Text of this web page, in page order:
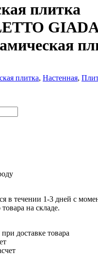
плитка
GIADA
плитка, Настенная,
в течении 1-3 дней с
на складе.
доставке товара